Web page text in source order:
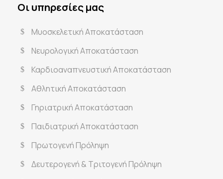
Οι υπηρεσίες μας
Μυοσκελετική Αποκατάσταση
Νευρολογική Αποκατάσταση
Καρδιοαναπνευστική Αποκατάσταση
Αθλητική Αποκατάσταση
Γηριατρική Αποκατάσταση
Παιδιατρική Αποκατάσταση
Πρωτογενή Πρόληψη
Δευτερογενή & Τριτογενή Πρόληψη